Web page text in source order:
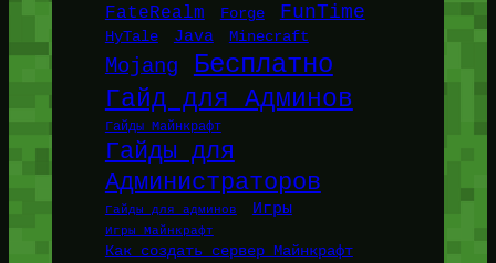
FateRealm Forge FunTime
HyTale Java Minecraft
Mojang Бесплатно
Гайд для Админов
Гайды Майнкрафт
Гайды для
Администраторов
Гайды для админов Игры
Игры Майнкрафт
Как создать сервер Майнкрафт